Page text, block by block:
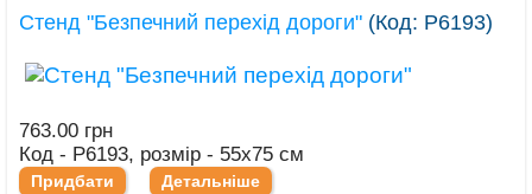
Стенд "Безпечний перехід дороги" (Код: Р6193)
763.00 грн
Код - Р6193, розмір - 55х75 см
Придбати Детальніше